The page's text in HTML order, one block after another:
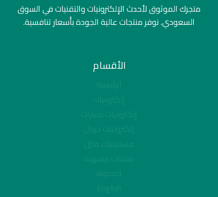
متجرك الموثوق لأحدث الإلكترونيات والتقنيات في السوق
السعودي. نوفر منتجات عالية الجودة بأسعار تنافسية.
الأقسام
الرئيسية
إلكترونيات
إلكترونيات سيارات
إلكترونيات جوال
مستلزمات منزل
منتجات ترفيهيه
المدونة
English